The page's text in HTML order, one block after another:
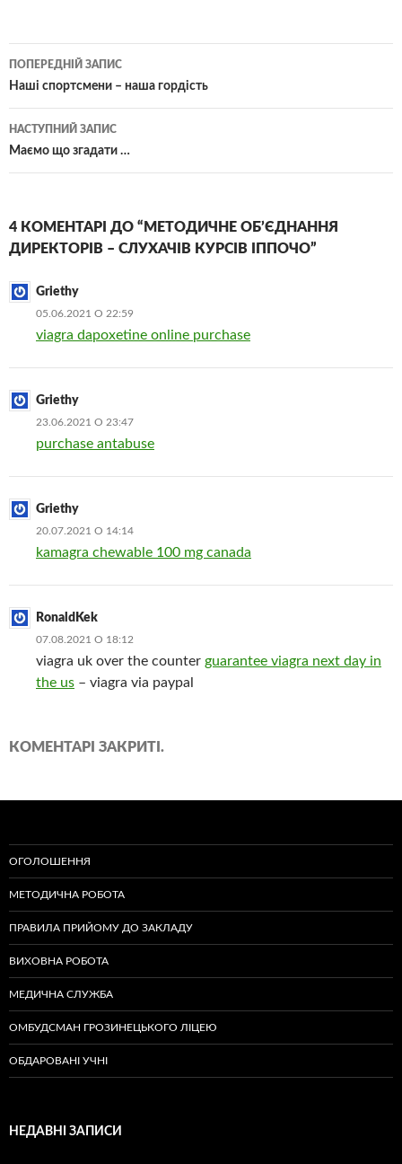
Навігація
по
записам
ПОПЕРЕДНІЙ ЗАПИС
Наші спортсмени – наша гордість
НАСТУПНИЙ ЗАПИС
Маємо що згадати …
4 КОМЕНТАРІ ДО “МЕТОДИЧНЕ ОБ’ЄДНАННЯ
ДИРЕКТОРІВ – СЛУХАЧІВ КУРСІВ ІППОЧО”
Griethy
05.06.2021 О 22:59
viagra dapoxetine online purchase
Griethy
23.06.2021 О 23:47
purchase antabuse
Griethy
20.07.2021 О 14:14
kamagra chewable 100 mg canada
RonaldKek
07.08.2021 О 18:12
viagra uk over the counter guarantee viagra next day in
the us – viagra via paypal
КОМЕНТАРІ ЗАКРИТІ.
ОГОЛОШЕННЯ
МЕТОДИЧНА РОБОТА
ПРАВИЛА ПРИЙОМУ ДО ЗАКЛАДУ
ВИХОВНА РОБОТА
МЕДИЧНА СЛУЖБА
ОМБУДСМАН ГРОЗИНЕЦЬКОГО ЛІЦЕЮ
ОБДАРОВАНІ УЧНІ
НЕДАВНІ ЗАПИСИ